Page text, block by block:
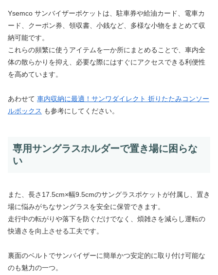
Ysemco サンバイザーポケットは、駐車券や給油カード、電車カ
ード、クーポン券、領収書、小銭など、多様な小物をまとめて収
納可能です。
これらの頻繁に使うアイテムを一か所にまとめることで、車内全
体の散らかりを抑え、必要な際にはすぐにアクセスできる利便性
を高めています。
あわせて 車内収納に最適！サンワダイレクト 折りたたみコンソー
ルボックス も参考にしてください。
専用サングラスホルダーで置き場に困らな
い
また、長さ17.5cm×幅9.5cmのサングラスポケットが付属し、置き
場に悩みがちなサングラスを安全に保管できます。
走行中の転がりや落下を防ぐだけでなく、煩雑さを減らし運転の
快適さを向上させる工夫です。
裏面のベルトでサンバイザーに簡単かつ安定的に取り付け可能な
のも魅力の一つ。